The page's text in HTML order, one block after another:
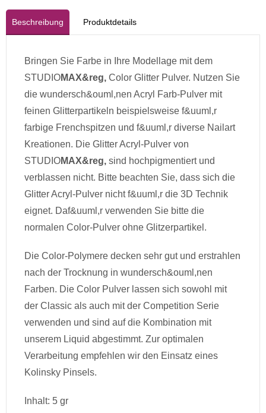
Beschreibung Produktdetails
Bringen Sie Farbe in Ihre Modellage mit dem
STUDIOMAX&reg, Color Glitter Pulver. Nutzen Sie
die wundersch&ouml,nen Acryl Farb-Pulver mit
feinen Glitterpartikeln beispielsweise f&uuml,r
farbige Frenchspitzen und f&uuml,r diverse Nailart
Kreationen. Die Glitter Acryl-Pulver von
STUDIOMAX&reg, sind hochpigmentiert und
verblassen nicht. Bitte beachten Sie, dass sich die
Glitter Acryl-Pulver nicht f&uuml,r die 3D Technik
eignet. Daf&uuml,r verwenden Sie bitte die
normalen Color-Pulver ohne Glitzerpartikel.
Die Color-Polymere decken sehr gut und erstrahlen
nach der Trocknung in wundersch&ouml,nen
Farben. Die Color Pulver lassen sich sowohl mit
der Classic als auch mit der Competition Serie
verwenden und sind auf die Kombination mit
unserem Liquid abgestimmt. Zur optimalen
Verarbeitung empfehlen wir den Einsatz eines
Kolinsky Pinsels.
Inhalt: 5 gr